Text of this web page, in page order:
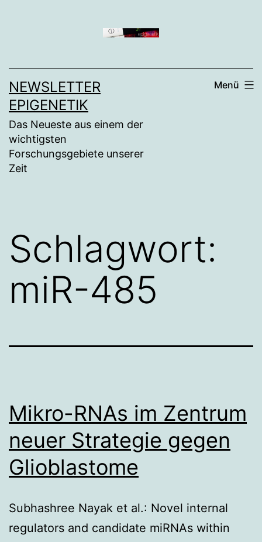
NEWSLETTER
EPIGENETIK
Das Neueste aus einem der
wichtigsten
Forschungsgebiete unserer
Zeit
Menü
Schlagwort:
miR-485
Mikro-RNAs im Zentrum
neuer Strategie gegen
Glioblastome
Subhashree Nayak et al.: Novel internal
regulators and candidate miRNAs within